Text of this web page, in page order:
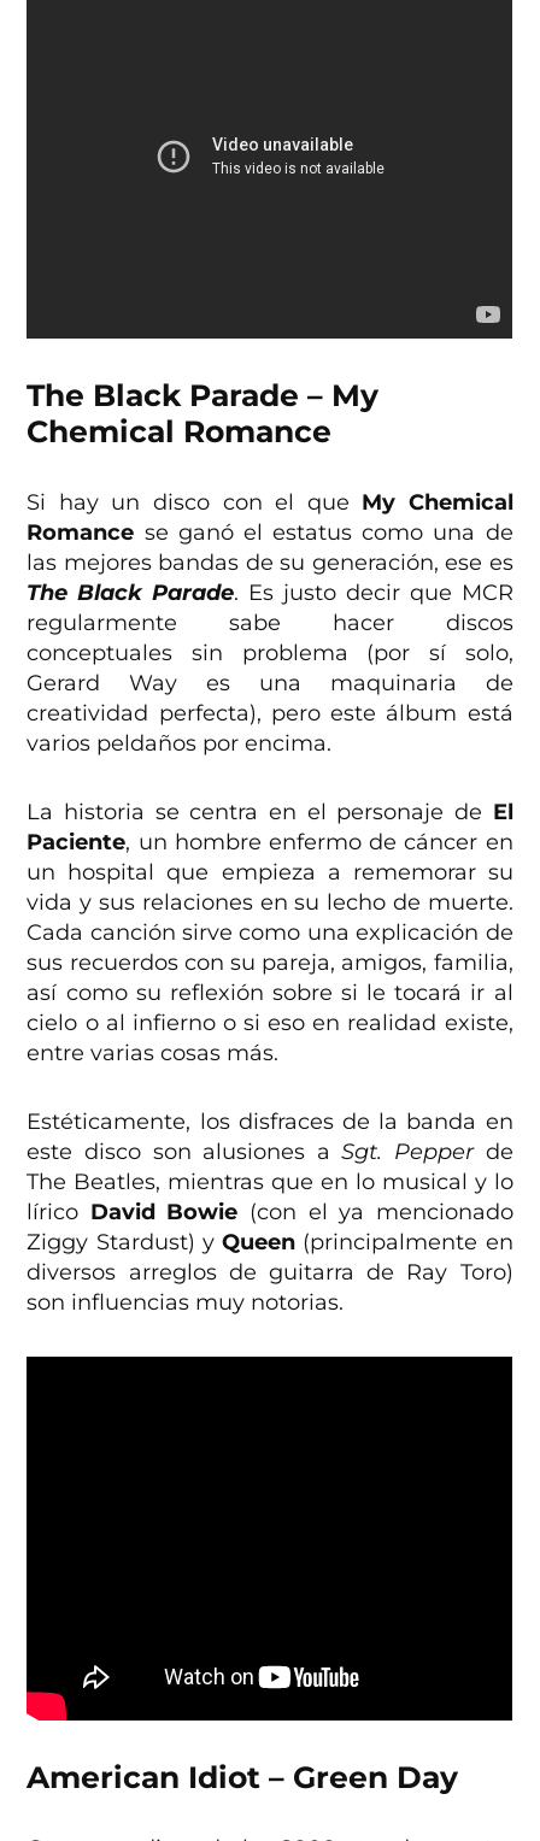
The Black Parade – My
Chemical Romance
Si hay un disco con el que My Chemical
Romance se ganó el estatus como una de
las mejores bandas de su generación, ese es
The Black Parade. Es justo decir que MCR
regularmente sabe hacer discos
conceptuales sin problema (por sí solo,
Gerard Way es una maquinaria de
creatividad perfecta), pero este álbum está
varios peldaños por encima.
La historia se centra en el personaje de El
Paciente, un hombre enfermo de cáncer en
un hospital que empieza a rememorar su
vida y sus relaciones en su lecho de muerte.
Cada canción sirve como una explicación de
sus recuerdos con su pareja, amigos, familia,
así como su reflexión sobre si le tocará ir al
cielo o al infierno o si eso en realidad existe,
entre varias cosas más.
Estéticamente, los disfraces de la banda en
este disco son alusiones aSgt. Pepperde
The Beatles, mientras que en lo musical y lo
lírico David Bowie (con el ya mencionado
Ziggy Stardust) yQueen (principalmente en
diversos arreglos de guitarra de Ray Toro)
son influencias muy notorias.
American Idiot – Green Day